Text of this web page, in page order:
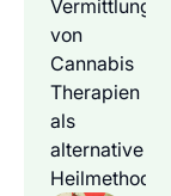
von
Cannabis
Therapien
als
alternative
Heilmethode